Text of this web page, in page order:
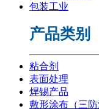
包装工业
产品类别
粘合剂
表面处理
焊锡产品
敷形涂布（三防